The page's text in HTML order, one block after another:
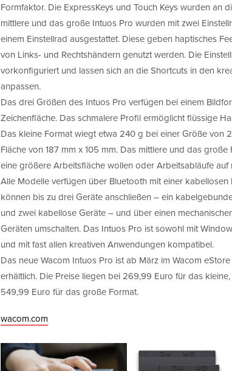
Formfaktor. Die ExpressKeys und Touch Keys wurden an
mittlere und das große Intuos Pro wurden mit zwei
einem Einstellrad ausgestattet. Diese geben haptisches
von Links- und Rechtshändern genutzt werden. Die
vorkonfiguriert und lassen sich an die Shortcuts in den
anpassen.
Das drei Größen des Intuos Pro verfügen bei einem
Zeichenfläche. Das schmalere Profil ermöglicht flüssige
Das kleine Format wiegt etwa 240 g bei einer Größe von
Fläche von 187 mm x 105 mm. Das mittlere und das
eine größere Arbeitsfläche wollen oder Arbeitsabläufe
Alle Modelle verfügen über Bluetooth mit einer kabellosen
können bis zu drei Geräte anschließen – ein
und zwei kabellose Geräte – und über einen
Geräten umschalten. Das Intuos Pro ist sowohl mit
und mit fast allen kreativen Anwendungen kompatibel.
Das neue Wacom Intuos Pro ist ab März im Wacom
erhältlich. Die Preise liegen bei 269,99 Euro für das
549,99 Euro für das große Format.
wacom.com